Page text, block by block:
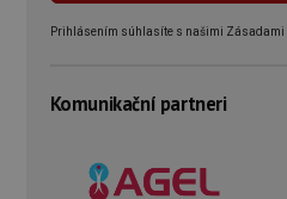
Prihlásením súhlasíte s našimi Zásadami
Komunikační partneri